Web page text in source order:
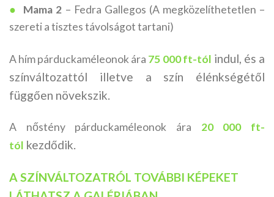
●
Mama 2 – Fedra Gallegos (A megközelíthetetlen –
szereti a tisztes távolságot tartani)
A hím párduckaméleonok ára 75 000 ft-tól indul, és a
színváltozattól illetve a szín élénkségétől
függően növekszik.
A nőstény párduckaméleonok ára 20 000 ft-
tól kezdődik.
A SZÍNVÁLTOZATRÓL TOVÁBBI KÉPEKET